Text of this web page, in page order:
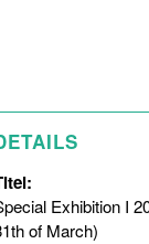
Exhibition I
of March)